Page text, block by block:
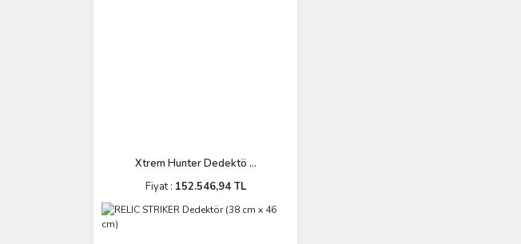
Xtrem Hunter Dedektö ...
Fiyat : 152.546,94 TL